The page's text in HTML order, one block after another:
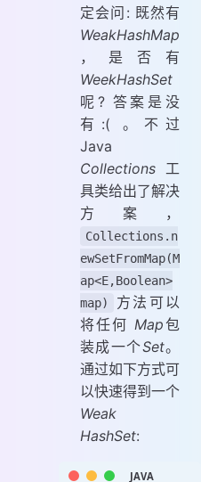
定会问: 既然有
WeakHashMap
，是否有
WeekHashSet
呢? 答案是没
有:( 。不过
Java
Collections 工
具类给出了解决
方案，
Collections.n
ewSetFromMap(M
ap<E,Boolean>
map)
方法可以
将任何 Map包
装成一个Set。
通过如下方式可
以快速得到一个
Weak
HashSet: